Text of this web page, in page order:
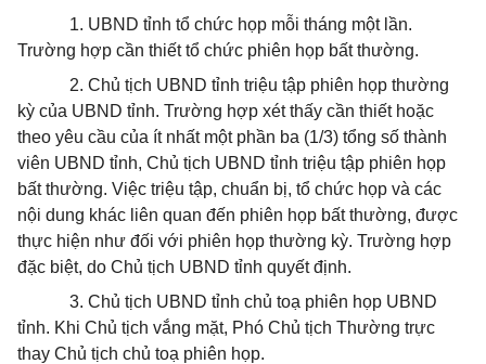
1. UBND tỉnh tổ chức họp mỗi tháng một lần.
Trường hợp cần thiết tổ chức phiên họp bất thường.
2. Chủ tịch UBND tỉnh triệu tập phiên họp thường
kỳ của UBND tỉnh. Trường hợp xét thấy cần thiết hoặc
theo yêu cầu của ít nhất một phần ba (1/3) tổng số thành
viên UBND tỉnh, Chủ tịch UBND tỉnh triệu tập phiên họp
bất thường. Việc triệu tập, chuẩn bị, tổ chức họp và các
nội dung khác liên quan đến phiên họp bất thường, được
thực hiện như đối với phiên họp thường kỳ. Trường hợp
đặc biệt, do Chủ tịch UBND tỉnh quyết định.
3. Chủ tịch UBND tỉnh chủ toạ phiên họp UBND
tỉnh. Khi Chủ tịch vắng mặt, Phó Chủ tịch Thường trực
thay Chủ tịch chủ toạ phiên họp.